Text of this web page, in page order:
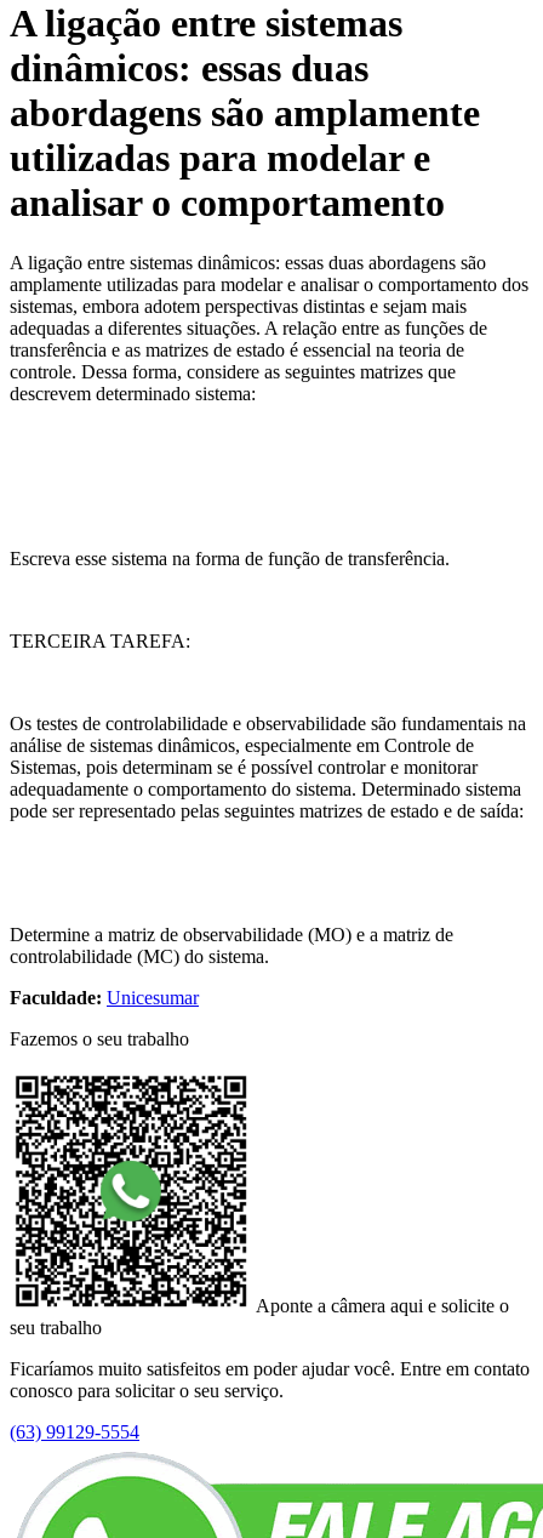
A ligação entre sistemas
dinâmicos: essas duas
abordagens são amplamente
utilizadas para modelar e
analisar o comportamento
A ligação entre sistemas dinâmicos: essas duas abordagens são
amplamente utilizadas para modelar e analisar o comportamento dos
sistemas, embora adotem perspectivas distintas e sejam mais
adequadas a diferentes situações. A relação entre as funções de
transferência e as matrizes de estado é essencial na teoria de
controle. Dessa forma, considere as seguintes matrizes que
descrevem determinado sistema:
Escreva esse sistema na forma de função de transferência.
TERCEIRA TAREFA:
Os testes de controlabilidade e observabilidade são fundamentais na
análise de sistemas dinâmicos, especialmente em Controle de
Sistemas, pois determinam se é possível controlar e monitorar
adequadamente o comportamento do sistema. Determinado sistema
pode ser representado pelas seguintes matrizes de estado e de saída:
Determine a matriz de observabilidade (MO) e a matriz de
controlabilidade (MC) do sistema.
Faculdade: Unicesumar
Fazemos o seu trabalho
Aponte a câmera aqui e solicite o
seu trabalho
Ficaríamos muito satisfeitos em poder ajudar você. Entre em contato
conosco para solicitar o seu serviço.
(63) 99129-5554